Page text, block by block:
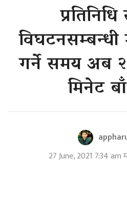
विघटनसम्बन्धी
गर्ने समय अब
मिनेट
27 June, 2021 7:34 am